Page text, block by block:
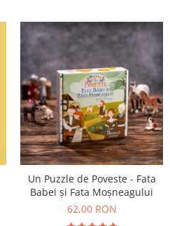
Un Puzzle de Poveste - Fata
Babei și Fata Moșneagului
62,00 RON